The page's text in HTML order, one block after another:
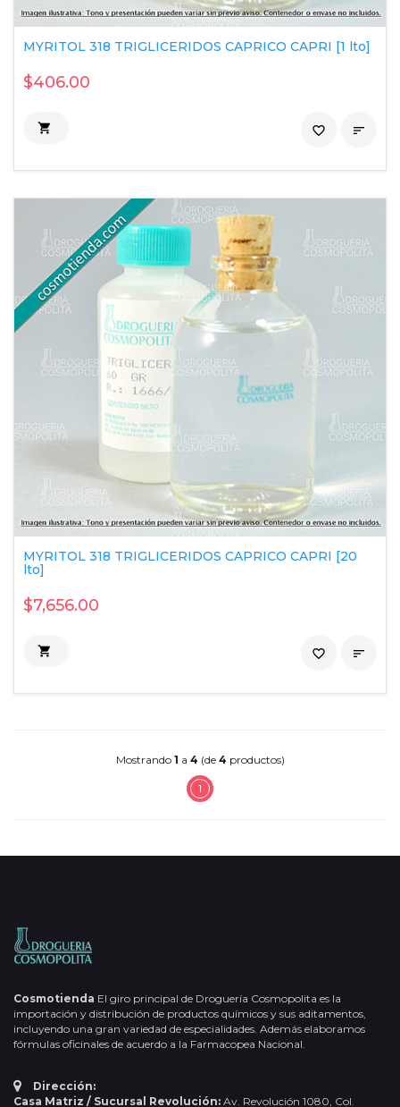
MYRITOL 318 TRIGLICERIDOS CAPRICO CAPRI [1 lto]
$406.00
 
favorite_border
MYRITOL 318 TRIGLICERIDOS CAPRICO CAPRI [20
lto]
$7,656.00
 
favorite_border
Mostrando 1 a 4 (de 4 productos)
1
Cosmotienda El giro principal de Droguería Cosmopolita es la
importación y distribución de productos químicos y sus aditamentos,
incluyendo una gran variedad de especialidades. Además elaboramos
fórmulas oficinales de acuerdo a la Farmacopea Nacional.
Dirección:
Casa Matriz / Sucursal Revolución: Av. Revolución 1080, Col.